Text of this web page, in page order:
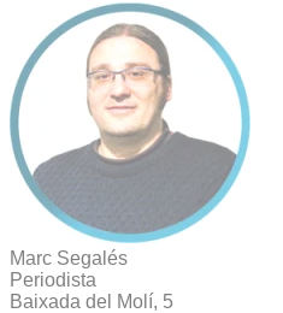
Marc Segalés
Periodista
Baixada del Molí, 5